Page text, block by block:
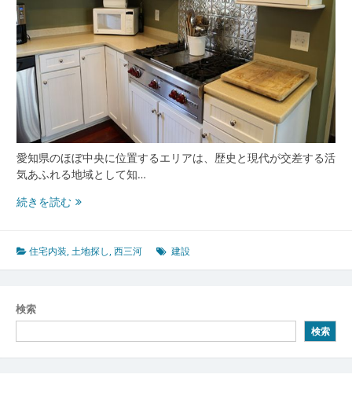
地
選
び
と
建
の
魅
力
愛知県のほぼ中央に位置するエリアは、歴史と現代が交差する活
気あふれる地域として知…
続きを読む歴
未
来
住宅内装,土地探し,西三河 建設
検索
検索